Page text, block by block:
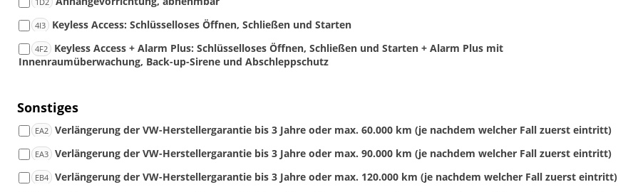
TSI)
mit
oder
RBD)
4I3 Keyless Access: Schlüsselloses Öffnen, Schließen und Starten
4F2
Keyless Access + Alarm Plus: Schlüsselloses Öffnen, Schließen und Starten + Alarm Plus mit
Innenraumüberwachung, Back-up-Sirene und Abschleppschutz
Sonstiges
EA2 Verlängerung der VW-Herstellergarantie bis 3 Jahre oder max. 60.000 km (je nachdem welcher Fall zuerst eintritt)
EA3 Verlängerung der VW-Herstellergarantie bis 3 Jahre oder max. 90.000 km (je nachdem welcher Fall zuerst eintritt)
EB4 Verlängerung der VW-Herstellergarantie bis 3 Jahre oder max. 120.000 km (je nachdem welcher Fall zuerst eintritt)